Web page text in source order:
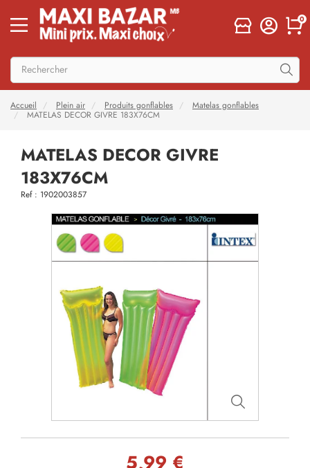
0
Accueil Plein air Produits gonflables
Matelas gonflables
MATELAS DECOR GIVRE 183X76CM
MATELAS DECOR GIVRE
183X76CM
Ref : 1902003857
5,99 €